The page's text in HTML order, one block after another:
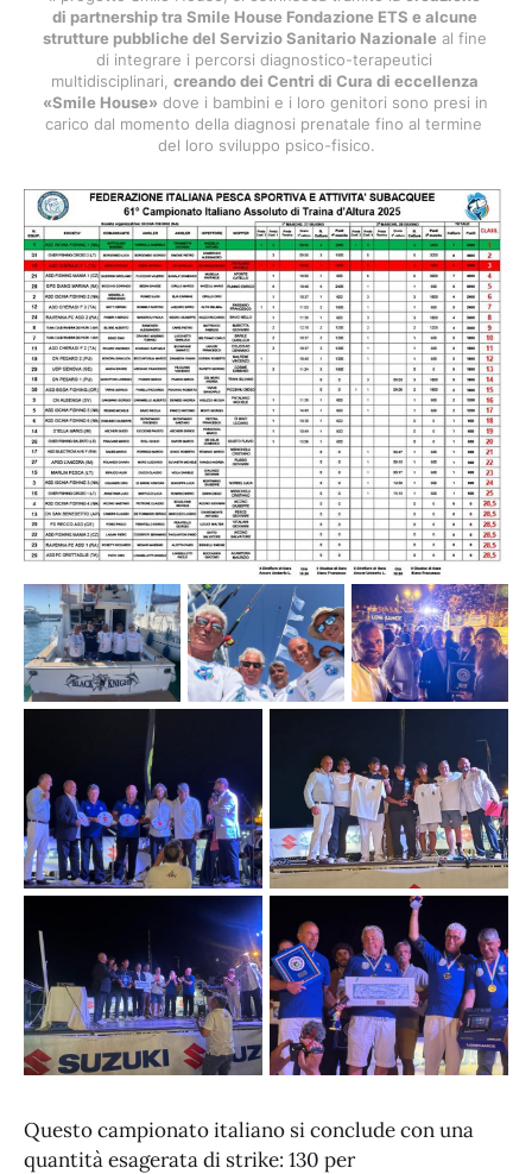
di partnership tra Smile House Fondazione ETS e alcune
strutture pubbliche del Servizio Sanitario Nazionale al fine
di integrare i percorsi diagnostico-terapeutici
multidisciplinari, creando dei Centri di Cura di eccellenza
«Smile House» dove i bambini e i loro genitori sono presi in
carico dal momento della diagnosi prenatale fino al termine
del loro sviluppo psico-fisico.
Questo campionato italiano si conclude con una
quantità esagerata di strike: 130 per